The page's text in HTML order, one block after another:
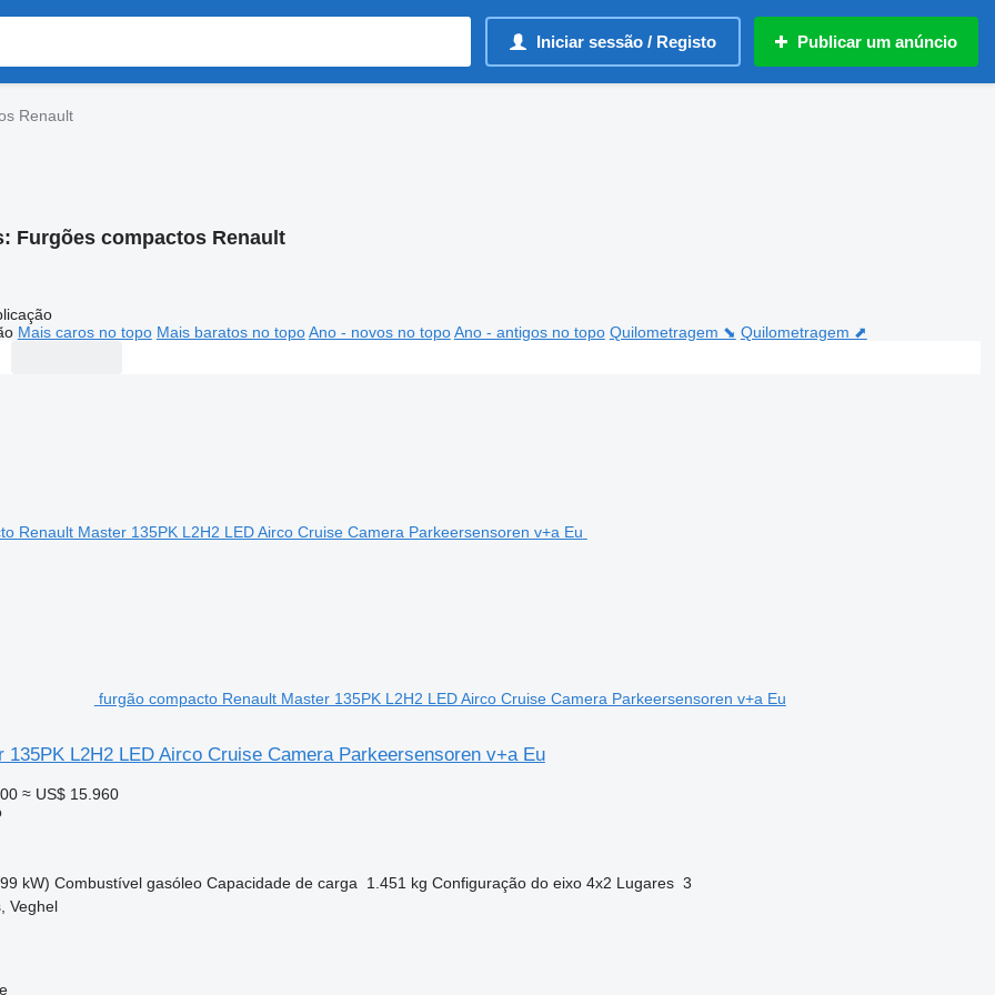
Iniciar sessão / Registo Publicar um anúncio
Renault
Furgões compactos Renault
Mais caros no topo Mais baratos no topo Ano - novos no topo Ano - antigos no topo Quilometragem ⬊ Quilometragem ⬈
furgão compacto Renault Master 135PK L2H2 LED Airco Cruise Camera Parkeersensoren v+a Eu
135PK L2H2 LED Airco Cruise Camera Parkeersensoren v+a Eu
≈ US$ 15.960
kW) Combustível gasóleo Capacidade de carga 1.451 kg Configuração do eixo 4x2 Lugares 3
Veghel